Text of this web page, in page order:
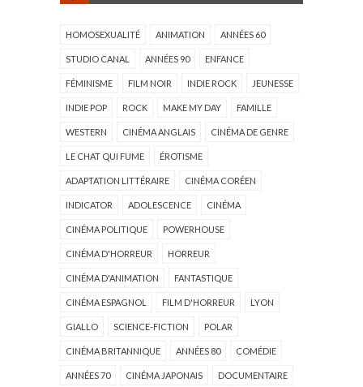
HOMOSEXUALITÉ ANIMATION ANNÉES 60
STUDIO CANAL ANNÉES 90 ENFANCE
FÉMINISME FILM NOIR INDIE ROCK JEUNESSE
INDIE POP ROCK MAKE MY DAY FAMILLE
WESTERN CINÉMA ANGLAIS CINÉMA DE GENRE
LE CHAT QUI FUME ÉROTISME
ADAPTATION LITTÉRAIRE CINÉMA CORÉEN
INDICATOR ADOLESCENCE CINÉMA
CINÉMA POLITIQUE POWERHOUSE
CINÉMA D'HORREUR HORREUR
CINÉMA D'ANIMATION FANTASTIQUE
CINÉMA ESPAGNOL FILM D'HORREUR LYON
GIALLO SCIENCE-FICTION POLAR
CINÉMA BRITANNIQUE ANNÉES 80 COMÉDIE
ANNÉES 70 CINÉMA JAPONAIS DOCUMENTAIRE